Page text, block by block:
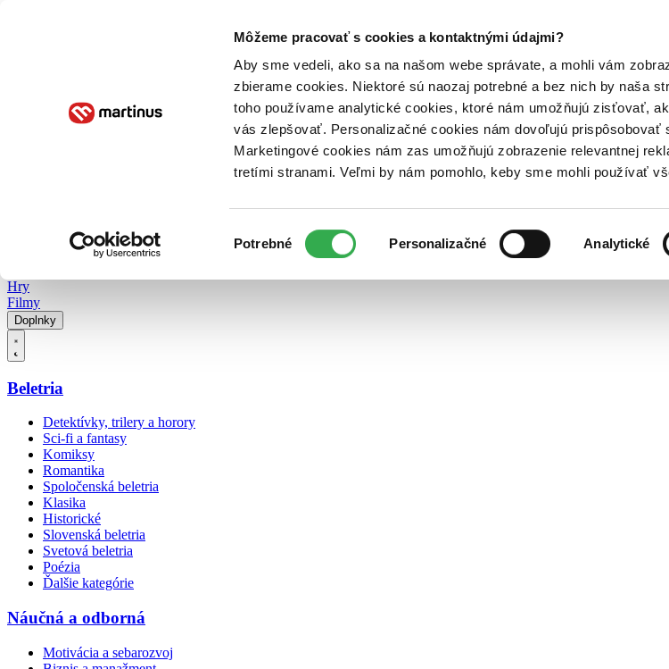
Môžeme pracovať s cookies a kontaktnými údajmi?
Aby sme vedeli, ako sa na našom webe správate, a mohli vám
zbierame cookies. Niektoré sú naozaj potrebné a bez nich by naša
toho používame analytické cookies, ktoré nám umožňujú zisťovať,
vás zlepšovať. Personalizačné cookies nám dovoľujú prispôsobovať
Marketingové cookies nám zas umožňujú zobrazenie relevantnej
tretími stranami. Veľmi by nám pomohlo, keby sme mohli používať
súhlasu
Potrebné Personalizačné Analytické
Poukážky Kontakt
Hry
Filmy
Doplnky
Beletria
Detektívky, trilery a horory
Sci-fi a fantasy
Komiksy
Romantika
Spoločenská beletria
Klasika
Historické
Slovenská beletria
Svetová beletria
Poézia
Ďalšie kategórie
Náučná a odborná
Motivácia a sebarozvoj